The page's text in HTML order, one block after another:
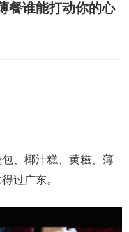
餐谁能打动你的心
、椰汁糕、黄糍、薄
过广东。